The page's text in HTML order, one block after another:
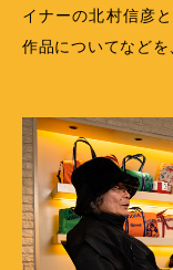
イナーの北村信彦
作品についてなどを